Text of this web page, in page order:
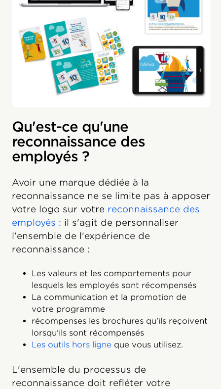
Qu'est-ce qu'une
reconnaissance des
employés ?
Avoir une marque dédiée à la
reconnaissance ne se limite pas à apposer
votre logo sur votre reconnaissance des
employés : il s'agit de personnaliser
l'ensemble de l'expérience de
reconnaissance :
Les valeurs et les comportements pour
lesquels les employés sont récompensés
La communication et la promotion de
votre programme
récompenses les brochures qu'ils reçoivent
lorsqu'ils sont récompensés
Les outils hors ligne que vous utilisez.
L'ensemble du processus de
reconnaissance doit refléter votre